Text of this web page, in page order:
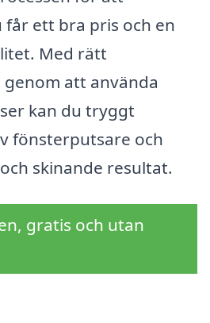
får ett bra pris och en
Med rätt
att använda
kan du tryggt
fönsterputsare och
skinande resultat.
gratis och utan